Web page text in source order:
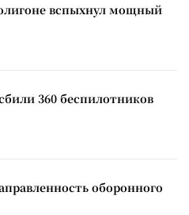
вспыхнул мощный
360 беспилотников
оборонного